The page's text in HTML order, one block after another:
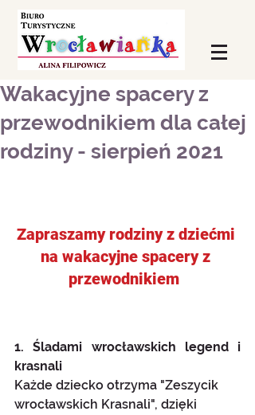
Wakacyjne spacery z
przewodnikiem dla całej
rodziny - sierpień 2021
Zapraszamy rodziny z dziećmi
na wakacyjne spacery z
przewodnikiem
1. Śladami wrocławskich legend i
krasnali
Każde dziecko otrzyma "Zeszycik
wrocławskich Krasnali", dzięki